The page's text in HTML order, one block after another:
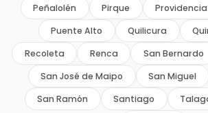
Peñalolén Pirque Providencia
Puente Alto
Quilicura
Recoleta
Renca San Bernardo
San José de Maipo
San Miguel
San Ramón
Santiago